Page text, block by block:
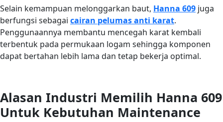
Selain kemampuan melonggarkan baut, Hanna 609 juga
berfungsi sebagai cairan pelumas anti karat.
Penggunaannya membantu mencegah karat kembali
terbentuk pada permukaan logam sehingga komponen
dapat bertahan lebih lama dan tetap bekerja optimal.
Alasan Industri Memilih Hanna 609
Untuk Kebutuhan Maintenance